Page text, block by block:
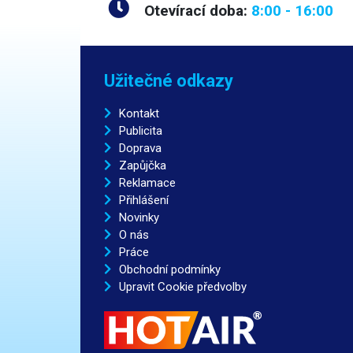
Otevírací doba: 8:00 - 16:00
Užitečné odkazy
Kontakt
Publicita
Doprava
Zapůjčka
Reklamace
Přihlášení
Novinky
O nás
Práce
Obchodní podmínky
Upravit Cookie předvolby